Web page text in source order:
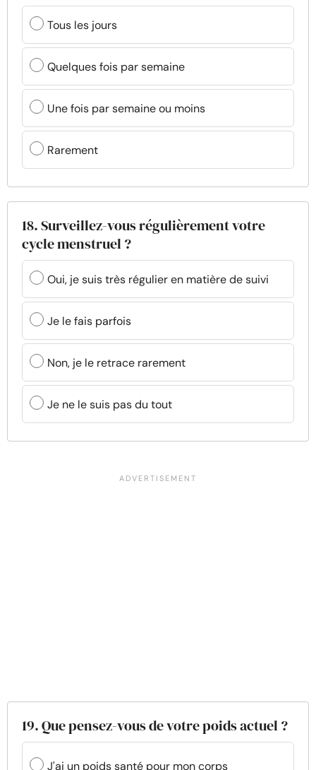
Tous les jours
Quelques fois par semaine
Une fois par semaine ou moins
Rarement
18. Surveillez-vous régulièrement votre
cycle menstruel ?
Oui, je suis très régulier en matière de suivi
Je le fais parfois
Non, je le retrace rarement
Je ne le suis pas du tout
19. Que pensez-vous de votre poids actuel ?
J'ai un poids santé pour mon corps